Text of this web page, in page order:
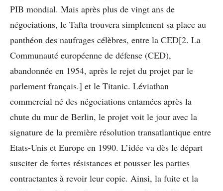
PIB mondial. Mais après plus de vingt ans de
négociations, le Tafta trouvera simplement sa place au
panthéon des naufrages célèbres, entre la CED[2. La
Communauté européenne de défense (CED),
abandonnée en 1954, après le rejet du projet par le
parlement français.] et le Titanic. Léviathan
commercial né des négociations entamées après la
chute du mur de Berlin, le projet voit le jour avec la
signature de la première résolution transatlantique entre
Etats-Unis et Europe en 1990. L’idée va dès le départ
susciter de fortes résistances et pousser les parties
contractantes à revoir leur copie. Ainsi, la fuite et la